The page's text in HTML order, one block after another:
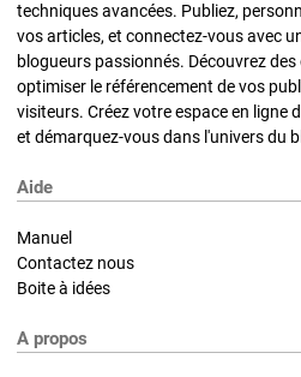
techniques avancées. Publiez,
vos articles, et connectez-vous avec
blogueurs passionnés. Découvrez
optimiser le référencement de vos
visiteurs. Créez votre espace en ligne
et démarquez-vous dans l'univers du
Aide
Manuel
Contactez nous
Boite à idées
A propos